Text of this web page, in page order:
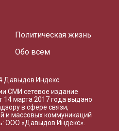
Политическая жизнь
Обо всём
Давыдов.Индекс.
СМИ сетевое издание
марта 2017 года выдано
в сфере связи,
и массовых коммуникаций
ООО «Давыдов.Индекс».